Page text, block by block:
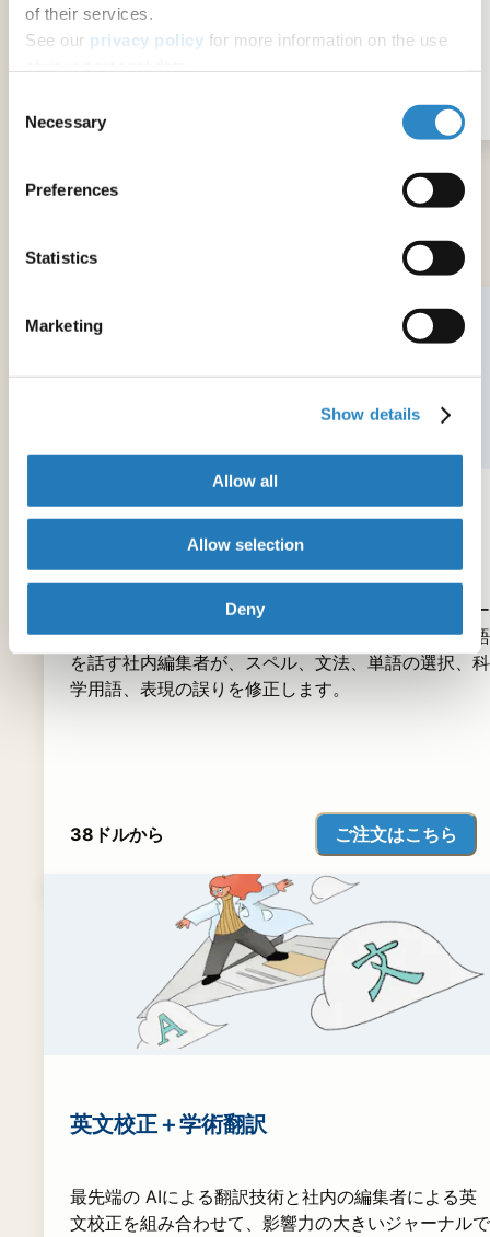
of their services.
See our privacy policy for more information on the use
Selection
Necessary
Preferences
Statistics
Marketing
Show details
Allow all
Allow selection
Deny
著者支援サービス
原稿、要約、論文、助成金、学術書の出版品質のバー
ジョンを入手してください。米国で訓練を受けた英語
を話す社内編集者が、スペル、文法、単語の選択、科
学用語、表現の誤りを修正します。
38ドルから ご注文はこちら
英文校正＋学術翻訳
最先端の AIによる翻訳技術と社内の編集者による英
文校正を組み合わせて、影響力の大きいジャーナルで